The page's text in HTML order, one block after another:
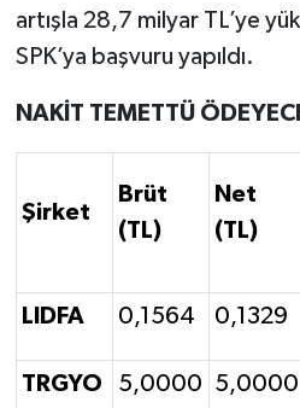
artışla 28,7 milyar TL’ye
SPK’ya başvuru yapıldı.
NAKİT TEMETTÜ
Şirket
Brüt
(TL)
Net
(TL)
LIDFA 0,1564 0,1329
TRGYO 5,0000 5,0000